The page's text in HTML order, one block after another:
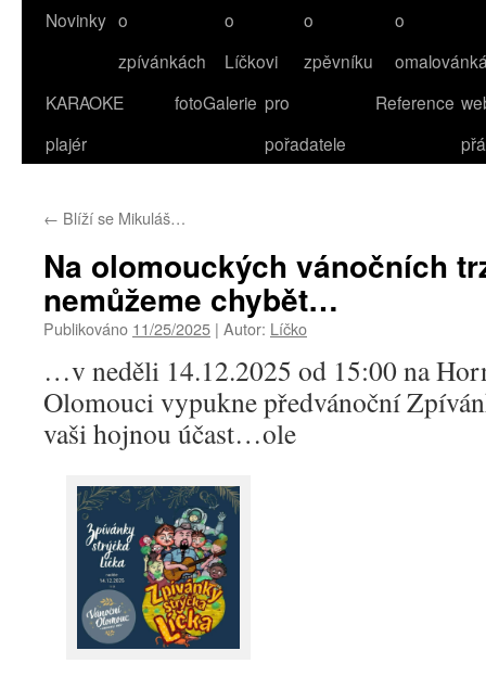
Přejít
obsahu
webu
Novinky o
zpívánkách
o
Líčkovi
o
zpěvníku
o
KARAOKE
plajér
fotoGalerie pro
pořadatele
Reference
← Blíží se Mikuláš…
Na olomouckých vánočních
nemůžeme chybět…
Publikováno 11/25/2025 | Autor: Líčko
…v neděli 14.12.2025 od 15:00 na
Olomouci vypukne předvánoční
vaši hojnou účast…ole